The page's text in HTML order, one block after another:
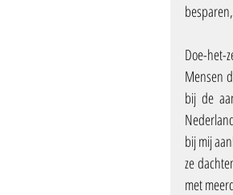
Doe-het-
Mensen
bij de
bij mij
ze
met